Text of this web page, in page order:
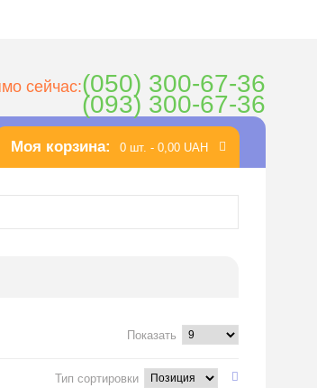
сейчас:(050) 300-67-36
(093) 300-67-36
Моя корзина: 0 шт. - 0,00 UAH
Показать
Тип сортировки